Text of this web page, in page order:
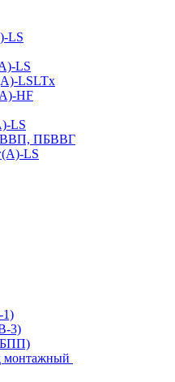
LS
LS
LSLTx
HF
LS
ПБВВГ
LS
3)
монтажный